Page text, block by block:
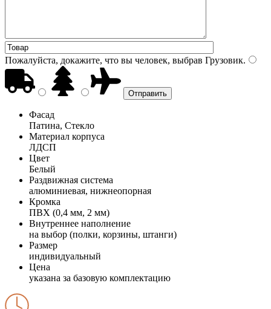
Пожалуйста, докажите, что вы человек, выбрав Грузовик.
Фасад
Патина, Стекло
Материал корпуса
ЛДСП
Цвет
Белый
Раздвижная система
алюминиевая, нижнеопорная
Кромка
ПВХ (0,4 мм, 2 мм)
Внутреннее наполнение
на выбор (полки, корзины, штанги)
Размер
индивидуальный
Цена
указана за базовую комплектацию